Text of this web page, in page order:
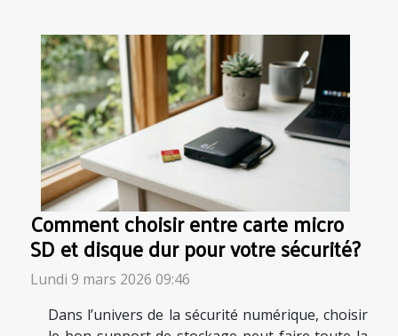
Comment choisir entre carte micro
SD et disque dur pour votre sécurité?
Lundi 9 mars 2026 09:46
Dans l’univers de la sécurité numérique, choisir